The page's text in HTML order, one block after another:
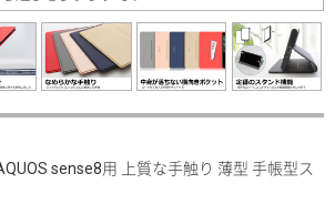
sense8用 上質な手触り 薄型 手帳型ス